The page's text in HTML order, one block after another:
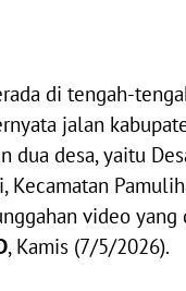
di tengah-
jalan
dua desa, yaitu
Kecamatan
video
, Kamis (7/5/2026).